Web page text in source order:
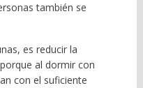
también se
es reducir la
al dormir con
con el suficiente